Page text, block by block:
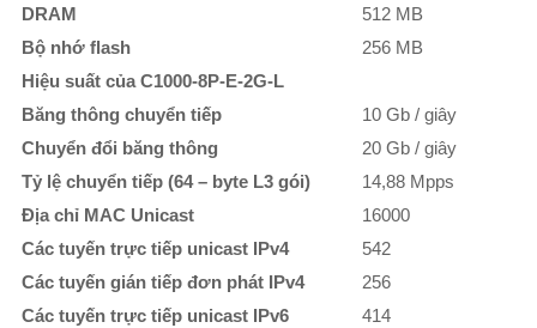
DRAM
512 MB
Bộ nhớ flash
256 MB
Hiệu suất của C1000-8P-E-2G-L
Băng thông chuyển tiếp
10 Gb / giây
Chuyển đổi băng thông
20 Gb / giây
Tỷ lệ chuyển tiếp (64 – byte L3 gói)
14,88 Mpps
Địa chỉ MAC Unicast
16000
Các tuyến trực tiếp unicast IPv4
542
Các tuyến gián tiếp đơn phát IPv4
256
Các tuyến trực tiếp unicast IPv6
414